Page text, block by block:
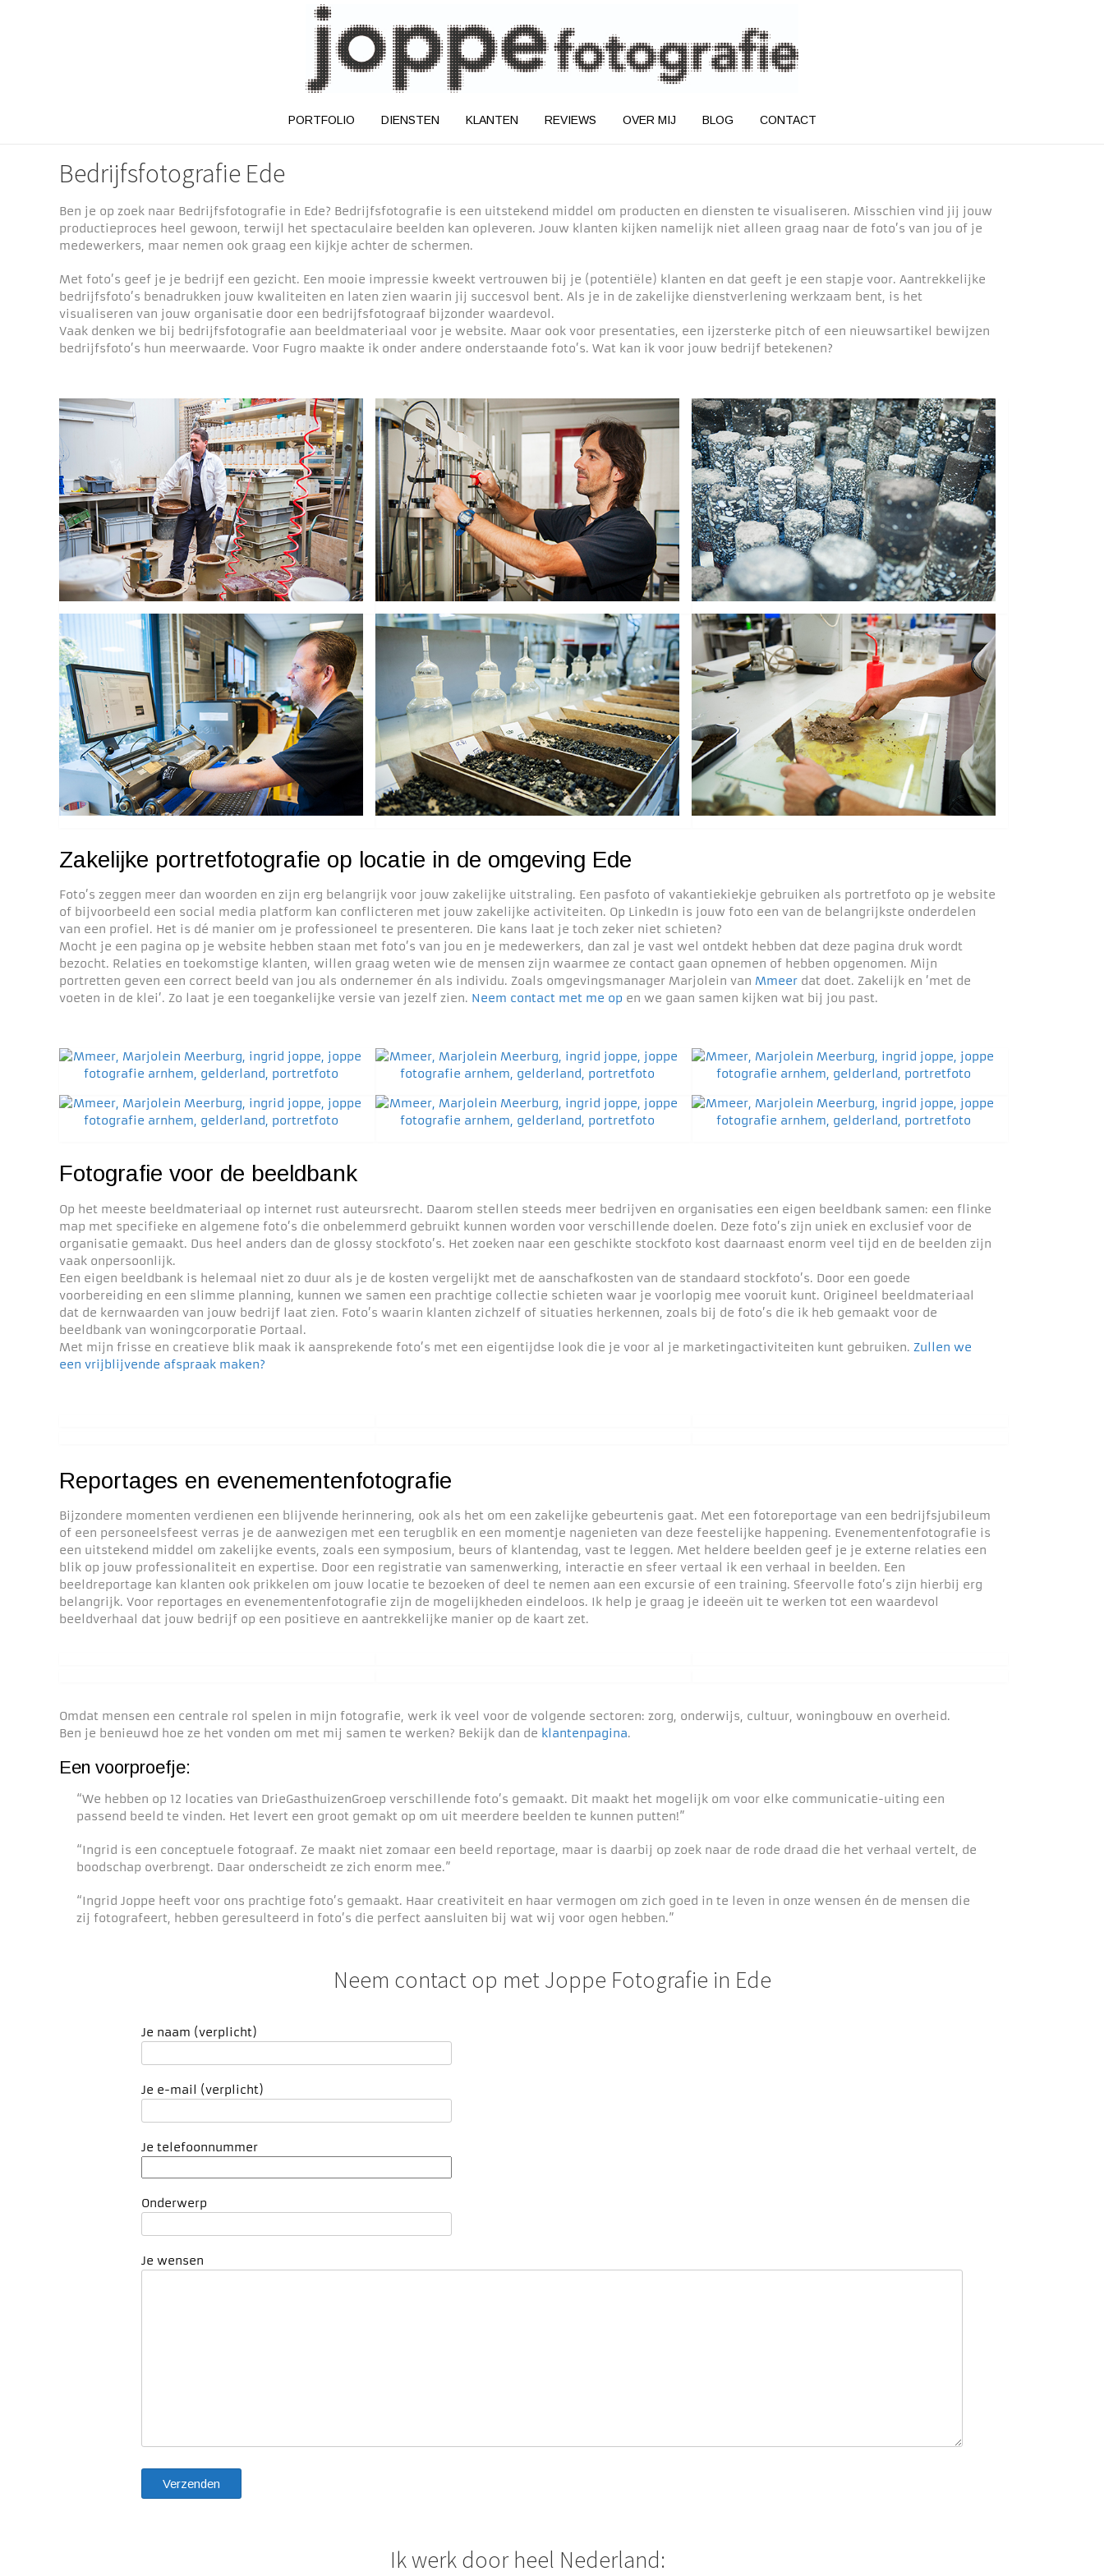
PORTFOLIO DIENSTEN KLANTEN REVIEWS OVER MIJ BLOG CONTACT
Bedrijfsfotografie Ede
Ben je op zoek naar Bedrijfsfotografie in Ede? Bedrijfsfotografie is een uitstekend middel om producten en diensten te visualiseren. Misschien vind jij jouw
productieproces heel gewoon, terwijl het spectaculaire beelden kan opleveren. Jouw klanten kijken namelijk niet alleen graag naar de foto’s van jou of je
medewerkers, maar nemen ook graag een kijkje achter de schermen.
Met foto’s geef je je bedrijf een gezicht. Een mooie impressie kweekt vertrouwen bij je (potentiële) klanten en dat geeft je een stapje voor. Aantrekkelijke
bedrijfsfoto’s benadrukken jouw kwaliteiten en laten zien waarin jij succesvol bent. Als je in de zakelijke dienstverlening werkzaam bent, is het
visualiseren van jouw organisatie door een bedrijfsfotograaf bijzonder waardevol.
Vaak denken we bij bedrijfsfotografie aan beeldmateriaal voor je website. Maar ook voor presentaties, een ijzersterke pitch of een nieuwsartikel bewijzen
bedrijfsfoto’s hun meerwaarde. Voor Fugro maakte ik onder andere onderstaande foto’s. Wat kan ik voor jouw bedrijf betekenen?
Zakelijke portretfotografie op locatie in de omgeving Ede
Foto’s zeggen meer dan woorden en zijn erg belangrijk voor jouw zakelijke uitstraling. Een pasfoto of vakantiekiekje gebruiken als portretfoto op je website
of bijvoorbeeld een social media platform kan conflicteren met jouw zakelijke activiteiten. Op LinkedIn is jouw foto een van de belangrijkste onderdelen
van een profiel. Het is dé manier om je professioneel te presenteren. Die kans laat je toch zeker niet schieten?
Mocht je een pagina op je website hebben staan met foto’s van jou en je medewerkers, dan zal je vast wel ontdekt hebben dat deze pagina druk wordt
bezocht. Relaties en toekomstige klanten, willen graag weten wie de mensen zijn waarmee ze contact gaan opnemen of hebben opgenomen. Mijn
portretten geven een correct beeld van jou als ondernemer én als individu. Zoals omgevingsmanager Marjolein van Mmeer dat doet. Zakelijk en ’met de
voeten in de klei’. Zo laat je een toegankelijke versie van jezelf zien. Neem contact met me op en we gaan samen kijken wat bij jou past.
Fotografie voor de beeldbank
Op het meeste beeldmateriaal op internet rust auteursrecht. Daarom stellen steeds meer bedrijven en organisaties een eigen beeldbank samen: een flinke
map met specifieke en algemene foto’s die onbelemmerd gebruikt kunnen worden voor verschillende doelen. Deze foto’s zijn uniek en exclusief voor de
organisatie gemaakt. Dus heel anders dan de glossy stockfoto’s. Het zoeken naar een geschikte stockfoto kost daarnaast enorm veel tijd en de beelden zijn
vaak onpersoonlijk.
Een eigen beeldbank is helemaal niet zo duur als je de kosten vergelijkt met de aanschafkosten van de standaard stockfoto’s. Door een goede
voorbereiding en een slimme planning, kunnen we samen een prachtige collectie schieten waar je voorlopig mee vooruit kunt. Origineel beeldmateriaal
dat de kernwaarden van jouw bedrijf laat zien. Foto’s waarin klanten zichzelf of situaties herkennen, zoals bij de foto’s die ik heb gemaakt voor de
beeldbank van woningcorporatie Portaal.
Met mijn frisse en creatieve blik maak ik aansprekende foto’s met een eigentijdse look die je voor al je marketingactiviteiten kunt gebruiken. Zullen we
een vrijblijvende afspraak maken?
Reportages en evenementenfotografie
Bijzondere momenten verdienen een blijvende herinnering, ook als het om een zakelijke gebeurtenis gaat. Met een fotoreportage van een bedrijfsjubileum
of een personeelsfeest verras je de aanwezigen met een terugblik en een momentje nagenieten van deze feestelijke happening. Evenementenfotografie is
een uitstekend middel om zakelijke events, zoals een symposium, beurs of klantendag, vast te leggen. Met heldere beelden geef je je externe relaties een
blik op jouw professionaliteit en expertise. Door een registratie van samenwerking, interactie en sfeer vertaal ik een verhaal in beelden. Een
beeldreportage kan klanten ook prikkelen om jouw locatie te bezoeken of deel te nemen aan een excursie of een training. Sfeervolle foto’s zijn hierbij erg
belangrijk. Voor reportages en evenementenfotografie zijn de mogelijkheden eindeloos. Ik help je graag je ideeën uit te werken tot een waardevol
beeldverhaal dat jouw bedrijf op een positieve en aantrekkelijke manier op de kaart zet.
Omdat mensen een centrale rol spelen in mijn fotografie, werk ik veel voor de volgende sectoren: zorg, onderwijs, cultuur, woningbouw en overheid.
Ben je benieuwd hoe ze het vonden om met mij samen te werken? Bekijk dan de klantenpagina.
Een voorproefje:
“We hebben op 12 locaties van DrieGasthuizenGroep verschillende foto’s gemaakt. Dit maakt het mogelijk om voor elke communicatie-uiting een
passend beeld te vinden. Het levert een groot gemakt op om uit meerdere beelden te kunnen putten!”
“Ingrid is een conceptuele fotograaf. Ze maakt niet zomaar een beeld reportage, maar is daarbij op zoek naar de rode draad die het verhaal vertelt, de
boodschap overbrengt. Daar onderscheidt ze zich enorm mee.”
“Ingrid Joppe heeft voor ons prachtige foto’s gemaakt. Haar creativiteit en haar vermogen om zich goed in te leven in onze wensen én de mensen die
zij fotografeert, hebben geresulteerd in foto’s die perfect aansluiten bij wat wij voor ogen hebben.”
Neem contact op met Joppe Fotografie in Ede
Je naam (verplicht)
Je e-mail (verplicht)
Je telefoonnummer
Onderwerp
Je wensen
Ik werk door heel Nederland: